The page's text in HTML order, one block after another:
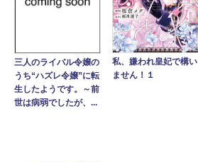
三人のライバル令嬢の
うち“ハズレ令嬢”に転
生したようです。～前
世は病弱でしたが、...
私、嫌われ皇妃で構い
ません！１